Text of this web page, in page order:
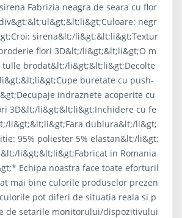
Fabrizia neagra de seara cu flor
negr
sirena&lt;/li&gt;&lt;li&gt;Textur
flori 3D&lt;/li&gt;&lt;li&gt;O m
tulle brodat&lt;/li&gt;&lt;li&gt;Decolte
buretate cu push-
indraznete acoperite cu
3D&lt;/li&gt;&lt;li&gt;Inchidere cu fe
li&gt;&lt;li&gt;Fara dublura&lt;/li&gt;
95% poliester 5% elastan&lt;/li&gt;
li&gt;&lt;li&gt;Fabricat in Romania
Echipa noastra face toate eforturil
mai bine culorile produselor prezen
pot diferi de situatia reala si p
de setarile monitorului/dispozitivului